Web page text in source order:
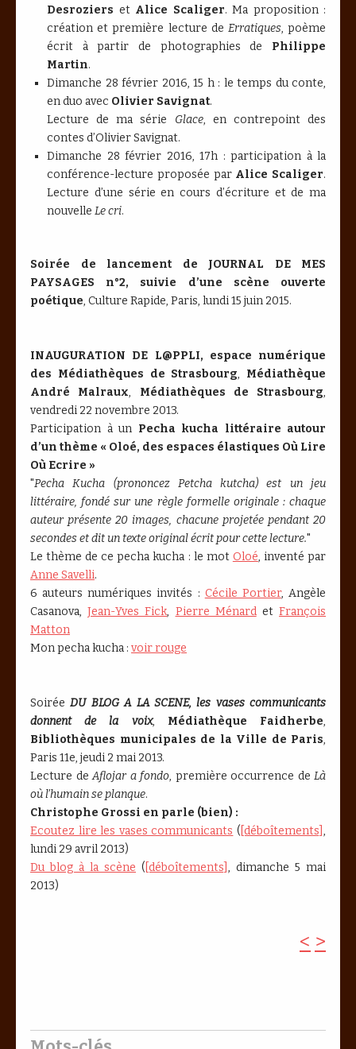
Desroziers et Alice Scaliger. Ma proposition :
création et première lecture de Erratiques, poème
écrit à partir de photographies de Philippe
Martin.
Dimanche 28 février 2016, 15 h : le temps du conte,
en duo avec Olivier Savignat.
Lecture de ma série Glace, en contrepoint des
contes d’Olivier Savignat.
Dimanche 28 février 2016, 17h : participation à la
conférence-lecture proposée par Alice Scaliger.
Lecture d’une série en cours d’écriture et de ma
nouvelle Le cri.
Soirée de lancement de JOURNAL DE MES
PAYSAGES n°2, suivie d’une scène ouverte
poétique, Culture Rapide, Paris, lundi 15 juin 2015.
INAUGURATION DE L@PPLI, espace numérique
des Médiathèques de Strasbourg, Médiathèque
André Malraux, Médiathèques de Strasbourg,
vendredi 22 novembre 2013.
Participation à un Pecha kucha littéraire autour
d’un thème « Oloé, des espaces élastiques Où Lire
Où Ecrire »
"Pecha Kucha (prononcez Petcha kutcha) est un jeu
littéraire, fondé sur une règle formelle originale : chaque
auteur présente 20 images, chacune projetée pendant 20
secondes et dit un texte original écrit pour cette lecture."
Le thème de ce pecha kucha : le mot Oloé, inventé par
Anne Savelli.
6 auteurs numériques invités : Cécile Portier, Angèle
Casanova,Jean-Yves Fick, Pierre MénardetFrançois
Matton
Mon pecha kucha : voir rouge
SoiréeDU BLOG A LA SCENE, les vases communicants
donnent de la voix, Médiathèque Faidherbe,
Bibliothèques municipales de la Ville de Paris,
Paris 11e, jeudi 2 mai 2013.
Lecture deAflojar a fondo, première occurrence de Là
où l’humain se planque.
Christophe Grossi en parle (bien) :
Ecoutez lire les vases communicants ( [déboîtements],
lundi 29 avril 2013)
Du blog à la scène ( [déboîtements] , dimanche 5 mai
2013)
< >